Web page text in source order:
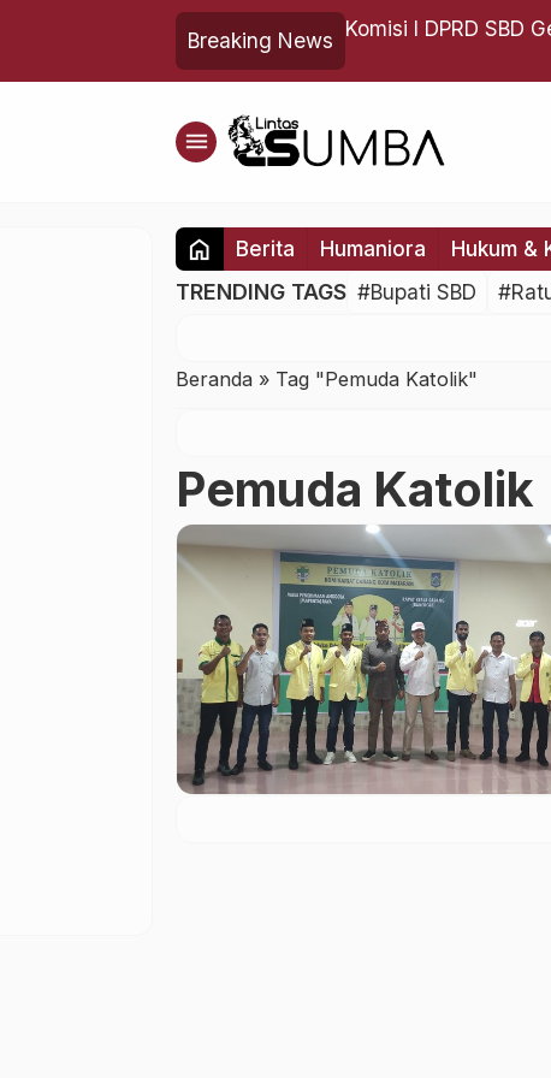
Breaking News
DPRD Kabupaten Sumba Barat
Komisi I DPRD SBD
menu
home Berita Humaniora Hukum &
TRENDING TAGS #Bupati SBD
Beranda » Tag "Pemuda Katolik"
Pemuda Katolik